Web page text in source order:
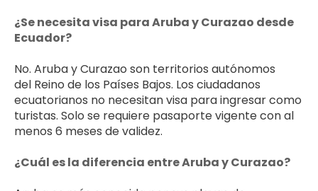
¿Se necesita visa para Aruba y Curazao desde
Ecuador?
No. Aruba y Curazao son territorios autónomos
del Reino de los Países Bajos. Los ciudadanos
ecuatorianos no necesitan visa para ingresar como
turistas. Solo se requiere pasaporte vigente con al
menos 6 meses de validez.
¿Cuál es la diferencia entre Aruba y Curazao?